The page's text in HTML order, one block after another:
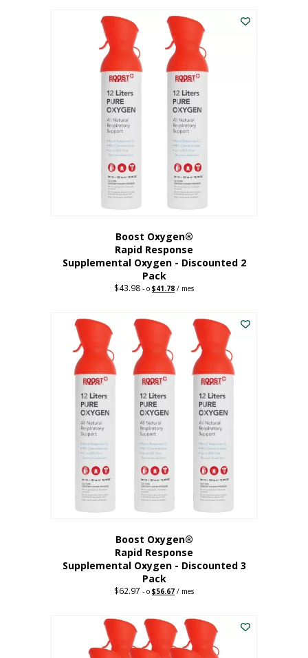
dólares. es:
182,30
dólares.
Boost Oxygen®
Rapid Response
Supplemental Oxygen - Discounted 2
Pack
$43.98 - o Original
$43.98.
$41.78 Current
$41.78.
/ mes
Boost Oxygen®
Rapid Response
Supplemental Oxygen - Discounted 3
Pack
$62.97 - o Precio
dólares.
$56.67 El
56,67
dólares.
/ mes